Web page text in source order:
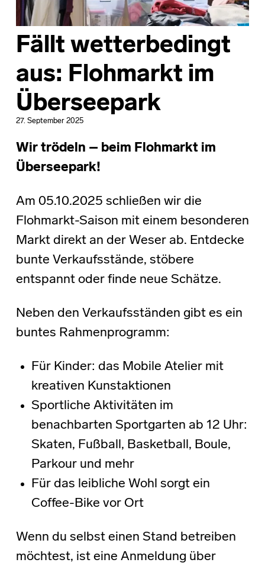
Fällt wetterbedingt
aus: Flohmarkt im
Überseepark
27. September 2025
Wir trödeln – beim Flohmarkt im
Überseepark!
Am 05.10.2025 schließen wir die
Flohmarkt-Saison mit einem besonderen
Markt direkt an der Weser ab. Entdecke
bunte Verkaufsstände, stöbere
entspannt oder finde neue Schätze.
Neben den Verkaufsständen gibt es ein
buntes Rahmenprogramm:
Für Kinder: das Mobile Atelier mit
kreativen Kunstaktionen
Sportliche Aktivitäten im
benachbarten Sportgarten ab 12 Uhr:
Skaten, Fußball, Basketball, Boule,
Parkour und mehr
Für das leibliche Wohl sorgt ein
Coffee-Bike vor Ort
Wenn du selbst einen Stand betreiben
möchtest, ist eine Anmeldung über